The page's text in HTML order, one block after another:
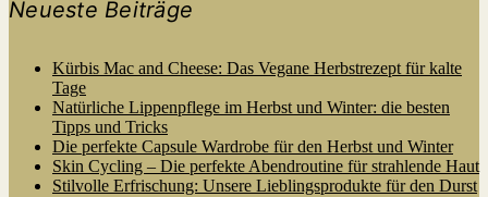
Neueste Beiträge
Kürbis Mac and Cheese: Das Vegane Herbstrezept für kalte
Tage
Natürliche Lippenpflege im Herbst und Winter: die besten
Tipps und Tricks
Die perfekte Capsule Wardrobe für den Herbst und Winter
Skin Cycling – Die perfekte Abendroutine für strahlende Haut
Stilvolle Erfrischung: Unsere Lieblingsprodukte für den Durst